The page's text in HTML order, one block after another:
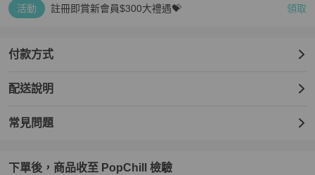
活動 註冊即賞新會員$300大禮遇💝 領取
付款方式
配送說明
常見問題
下單後，商品收至 PopChill 檢驗